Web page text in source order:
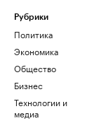
Рубрики
Политика
Экономика
Общество
Бизнес
Технологии и
медиа